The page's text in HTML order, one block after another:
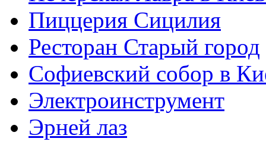
Пиццерия Сицилия
Ресторан Старый город
Софиевский собор в
Электроинструмент
Эрней лаз